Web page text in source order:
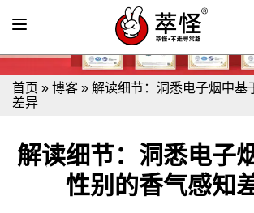
首页 » 博客 » 解读细节：洞悉电子烟中基
差异
解读细节：洞悉电子
性别的香气感知